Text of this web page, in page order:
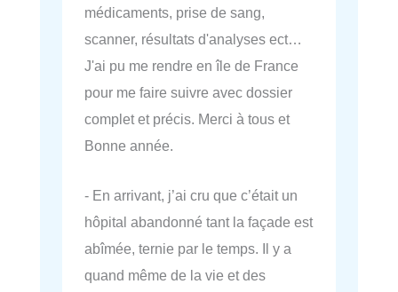
médicaments, prise de sang,
scanner, résultats d'analyses ect…
J'ai pu me rendre en île de France
pour me faire suivre avec dossier
complet et précis. Merci à tous et
Bonne année.
- En arrivant, j’ai cru que c’était un
hôpital abandonné tant la façade est
abîmée, ternie par le temps. Il y a
quand même de la vie et des